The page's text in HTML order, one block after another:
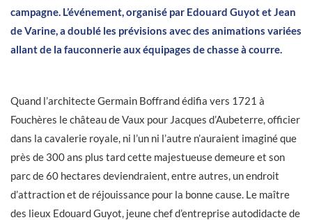
campagne. L’événement, organisé par Edouard Guyot et Jean
de Varine, a doublé les prévisions avec des animations variées
allant de la fauconnerie aux équipages de chasse à courre.
Quand l’architecte Germain Boffrand édifia vers 1721 à
Fouchères le château de Vaux pour Jacques d’Aubeterre, officier
dans la cavalerie royale, ni l’un ni l’autre n’auraient imaginé que
près de 300 ans plus tard cette majestueuse demeure et son
parc de 60 hectares deviendraient, entre autres, un endroit
d’attraction et de réjouissance pour la bonne cause. Le maître
des lieux Edouard Guyot, jeune chef d’entreprise autodidacte de